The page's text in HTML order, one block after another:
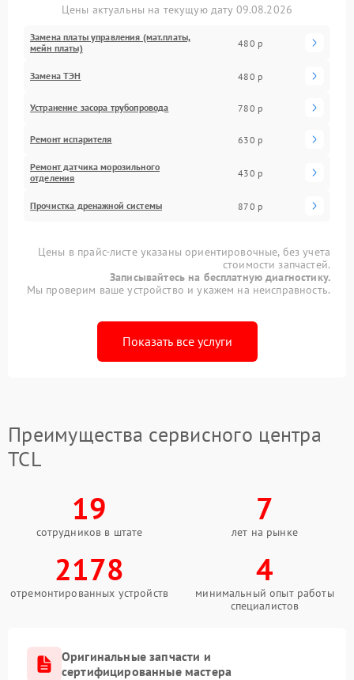
Цены актуальны на текущую дату 09.08.2026
Замена платы управления (мат.платы,
мейн платы)
480 р
Замена ТЭН 480 р
Устранение засора трубопровода 780 р
Ремонт испарителя 630 р
Ремонт датчика морозильного
отделения
430 р
Прочистка дренажной системы 870 р
Цены в прайс-листе указаны ориентировочные, без учета
стоимости запчастей.
Записывайтесь на бесплатную диагностику.
Мы проверим ваше устройство и укажем на неисправность.
Показать все услуги
Преимущества сервисного центра
TCL
19
сотрудников в штате
7
лет на рынке
2178
отремонтированных устройств
4
минимальный опыт работы
специалистов
Оригинальные запчасти и
сертифицированные мастера